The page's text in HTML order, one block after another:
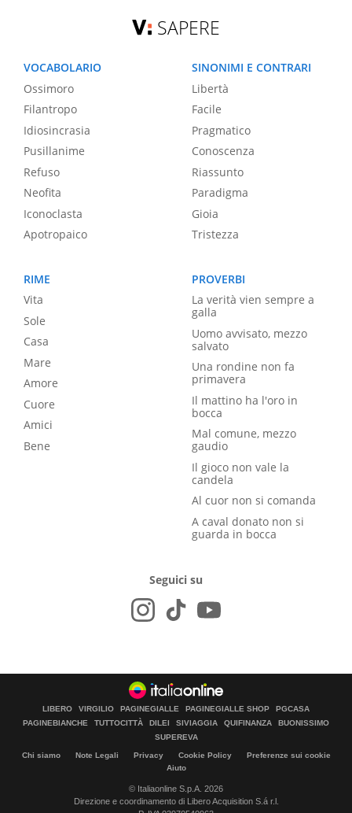
SAPERE
VOCABOLARIO
Ossimoro
Filantropo
Idiosincrasia
Pusillanime
Refuso
Neofita
Iconoclasta
Apotropaico
SINONIMI E CONTRARI
Libertà
Facile
Pragmatico
Conoscenza
Riassunto
Paradigma
Gioia
Tristezza
RIME
Vita
Sole
Casa
Mare
Amore
Cuore
Amici
Bene
PROVERBI
La verità vien sempre a
galla
Uomo avvisato, mezzo
salvato
Una rondine non fa
primavera
Il mattino ha l'oro in
bocca
Mal comune, mezzo
gaudio
Il gioco non vale la
candela
Al cuor non si comanda
A caval donato non si
guarda in bocca
Seguici su
LIBERO VIRGILIO PAGINEGIALLE PAGINEGIALLE SHOP
PGCASA
PAGINEBIANCHE
TUTTOCITTÀ DILEI SIVIAGGIA QUIFINANZA
BUONISSIMO
SUPEREVA
Chi siamo Note Legali Privacy Cookie Policy
Preferenze sui cookie
Aiuto
© Italiaonline S.p.A. 2026
Direzione e coordinamento di Libero Acquisition S.á r.l.